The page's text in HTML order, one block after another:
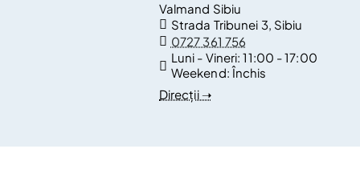
Valmand Sibiu
Strada Tribunei 3, Sibiu
0727 361 756
Luni - Vineri:11:00 - 17:00
Weekend:Închis
Direcții ➝